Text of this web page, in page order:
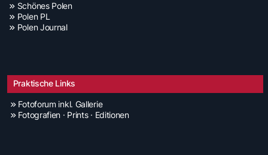
Schönes Polen
Polen PL
Polen Journal
Praktische Links
Fotoforum inkl. Gallerie
Fotografien · Prints · Editionen